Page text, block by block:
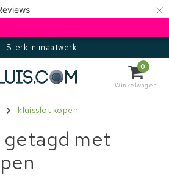
×
Sterk in maatwerk
0
Winkelwagen
kluisslot kopen
met